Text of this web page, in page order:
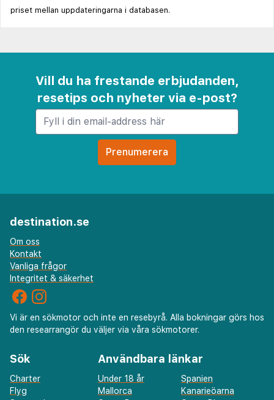
priset mellan uppdateringarna i databasen.
Vill du ha frestande erbjudanden,
resetips och nyheter via e-post?
destination.se
Om oss
Kontakt
Vanliga frågor
Integritet & säkerhet
Vi är en sökmotor och inte en resebyrå. Alla bokningar görs hos
den researrangör du väljer via våra sökmotorer.
Sök
Charter
Flyg
Användbara länkar
Under 18 år
Spanien
Mallorca
Kanarieöarna